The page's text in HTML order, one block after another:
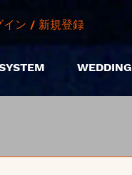
イン / 新規登録
WEDDING